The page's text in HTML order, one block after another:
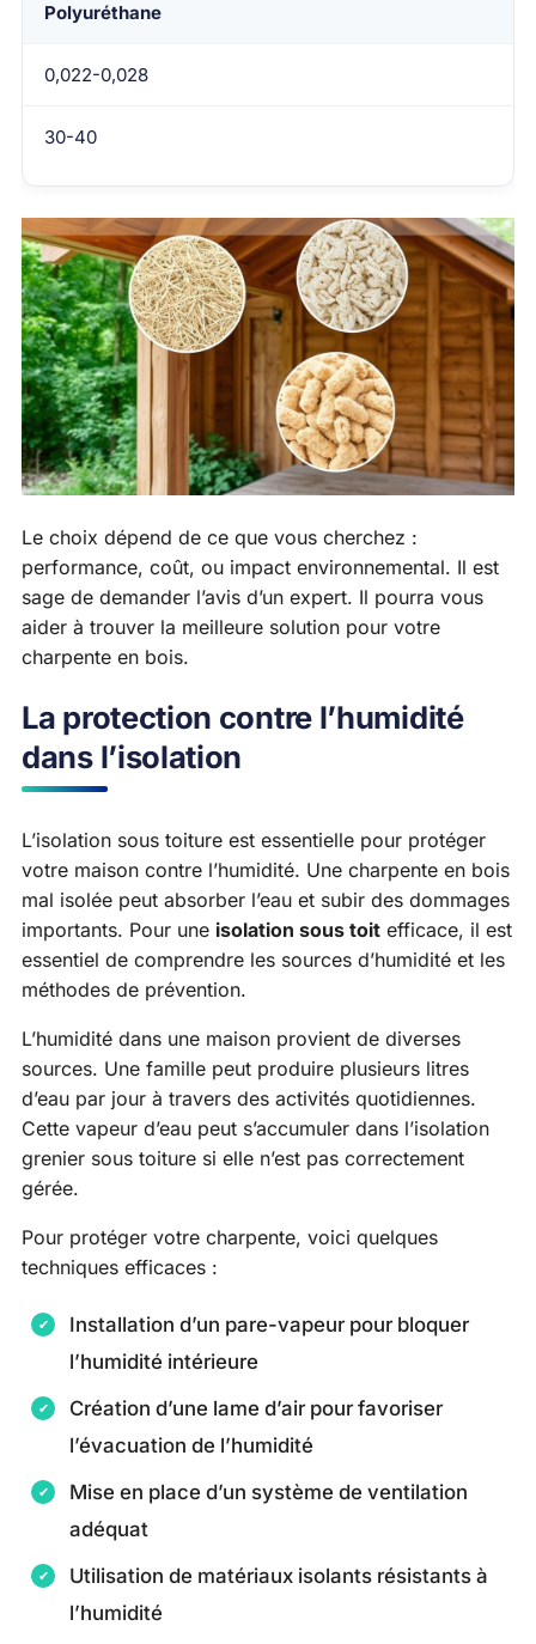
Polyuréthane
0,022-0,028
30-40
Le choix dépend de ce que vous cherchez :
performance, coût, ou impact environnemental. Il est
sage de demander l’avis d’un expert. Il pourra vous
aider à trouver la meilleure solution pour votre
charpente en bois.
La protection contre l’humidité
dans l’isolation
L’isolation sous toiture est essentielle pour protéger
votre maison contre l’humidité. Une charpente en bois
mal isolée peut absorber l’eau et subir des dommages
importants. Pour une isolation sous toit efficace, il est
essentiel de comprendre les sources d’humidité et les
méthodes de prévention.
L’humidité dans une maison provient de diverses
sources. Une famille peut produire plusieurs litres
d’eau par jour à travers des activités quotidiennes.
Cette vapeur d’eau peut s’accumuler dans l’isolation
grenier sous toiture si elle n’est pas correctement
gérée.
Pour protéger votre charpente, voici quelques
techniques efficaces :
Installation d’un pare-vapeur pour bloquer
l’humidité intérieure
Création d’une lame d’air pour favoriser
l’évacuation de l’humidité
Mise en place d’un système de ventilation
adéquat
Utilisation de matériaux isolants résistants à
l’humidité